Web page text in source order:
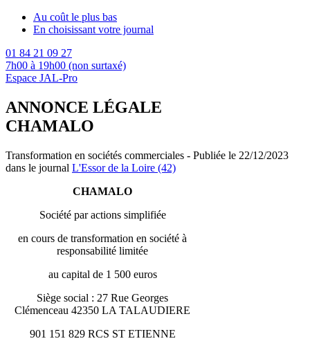
Au coût le plus bas
En choisissant votre journal
01 84 21 09 27
7h00 à 19h00 (non surtaxé)
Espace JAL-Pro
ANNONCE LÉGALE
CHAMALO
Transformation en sociétés commerciales - Publiée le 22/12/2023
dans le journal L'Essor de la Loire (42)
CHAMALO
Société par actions simplifiée
en cours de transformation en société à
responsabilité limitée
au capital de 1 500 euros
Siège social : 27 Rue Georges
Clémenceau 42350 LA TALAUDIERE
901 151 829 RCS ST ETIENNE